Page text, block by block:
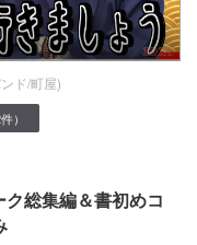
ド/町屋)
）
ク総集編＆書初めコ